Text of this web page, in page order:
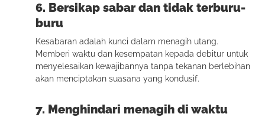
6. Bersikap sabar dan tidak terburu-
buru
Kesabaran adalah kunci dalam menagih utang.
Memberi waktu dan kesempatan kepada debitur untuk
menyelesaikan kewajibannya tanpa tekanan berlebihan
akan menciptakan suasana yang kondusif.
7. Menghindari menagih di waktu